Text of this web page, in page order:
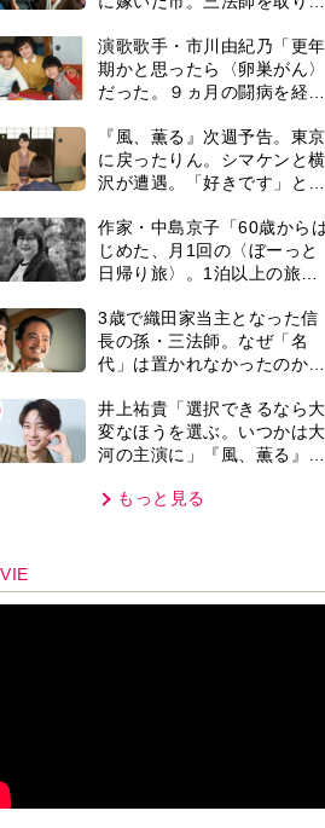
弟！』を解説
河の主演に」『風、薫る』で
もっと見る
部おすすめ